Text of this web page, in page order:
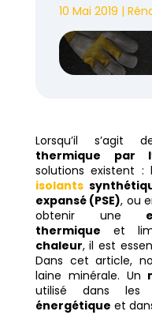
10 Mai 2019 |
Lorsqu’il
thermique par
solutions existent :
isolants
expansé (PSE), ou
obtenir une
thermique et
chaleur, il est
Dans cet article,
laine minérale. Un
utilisé dans les
énergétique et